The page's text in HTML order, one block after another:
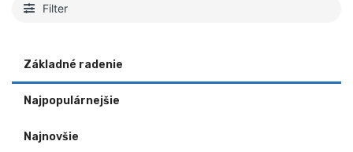
Filter
Základné radenie
Najpopulárnejšie
Najnovšie